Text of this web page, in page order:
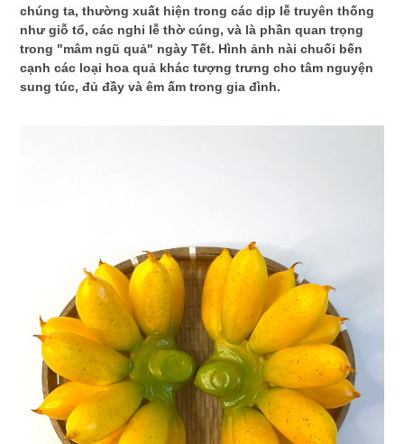
chúng ta, thường xuất hiện trong các dịp lễ truyên thống
như giỗ tổ, các nghi lễ thờ cúng, và là phần quan trọng
trong "mâm ngũ quả" ngày Tết. Hình ảnh nài chuối bến
cạnh các loại hoa quả khác tượng trưng cho tâm nguyện
sung túc, đủ đầy và êm ấm trong gia đình.